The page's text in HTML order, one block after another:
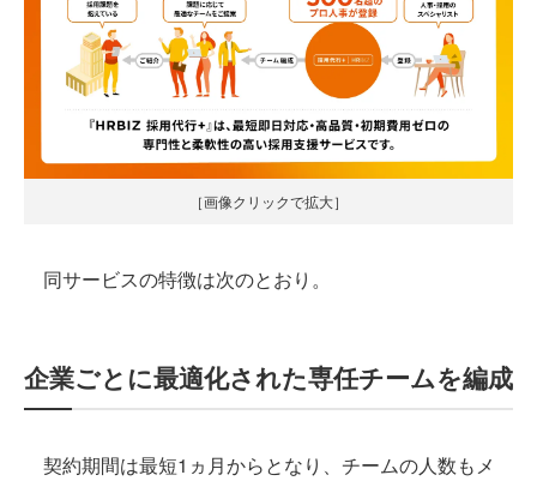
［画像クリックで拡大］
同サービスの特徴は次のとおり。
企業ごとに最適化された専任チームを編成
契約期間は最短1ヵ月からとなり、チームの人数もメ